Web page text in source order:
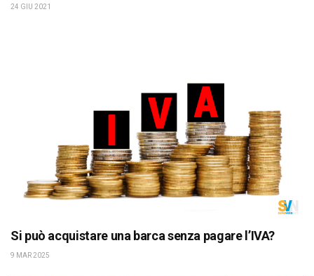
24 GIU 2021
Si può acquistare una barca senza pagare l’IVA?
9 MAR 2025